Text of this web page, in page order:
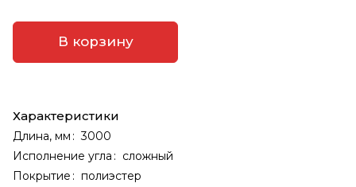
В корзину
Характеристики
Длина, мм : 3000
Исполнение угла : сложный
Покрытие : полиэстер